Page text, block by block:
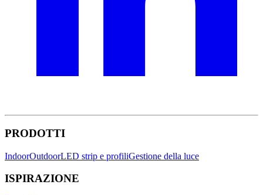
PRODOTTI
IndoorOutdoorLED strip e profiliGestione della luce
ISPIRAZIONE